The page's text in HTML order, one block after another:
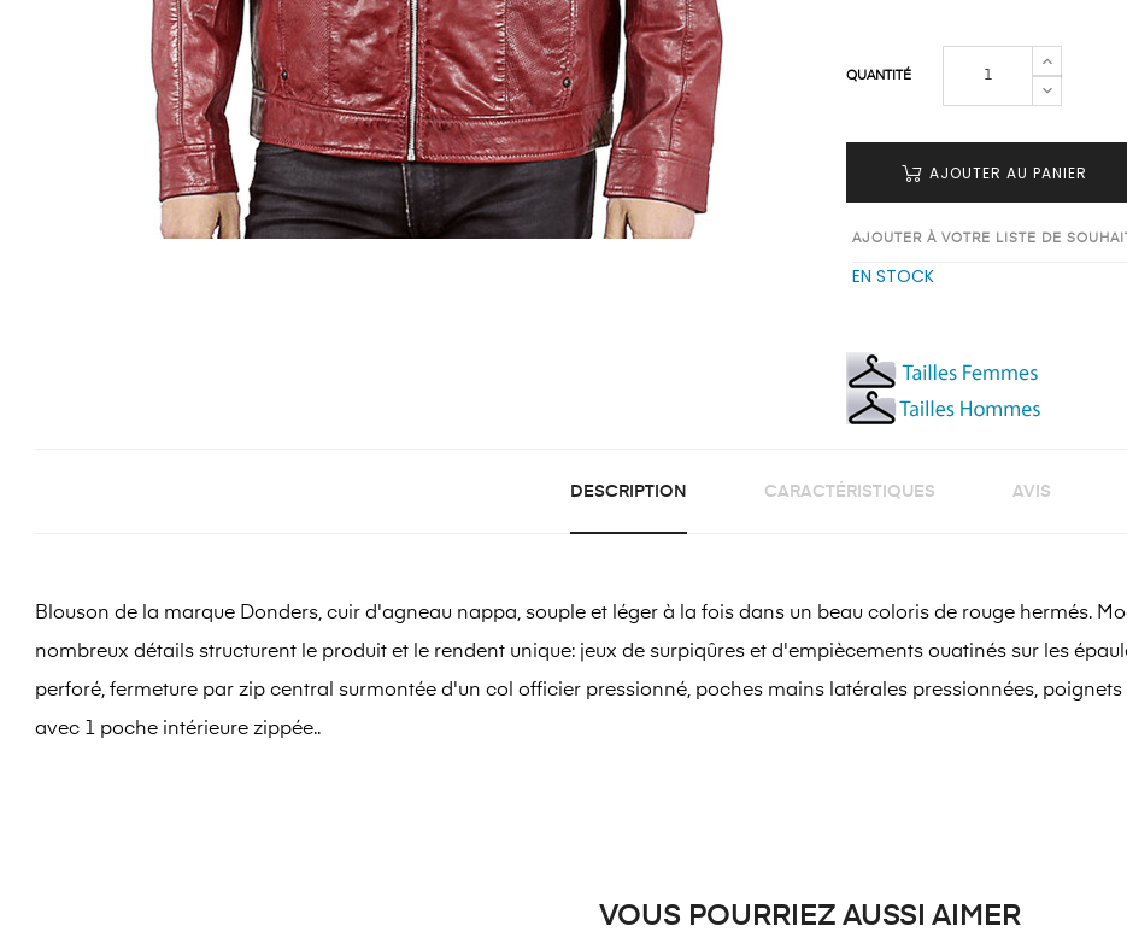
QUANTITÉ
AJOUTER AU PANIER
AJOUTER À VOTRE LISTE DE
EN STOCK
DESCRIPTION CARACTÉRISTIQUES AVIS
Blouson de la marque Donders, cuir d'agneau nappa, souple et léger à la fois dans un beau coloris de rouge hermés.
nombreux détails structurent le produit et le rendent unique: jeux de surpiqûres et d'empiècements ouatinés sur les
perforé, fermeture par zip central surmontée d'un col officier pressionné, poches mains latérales pressionnées,
avec 1 poche intérieure zippée..
VOUS POURRIEZ AUSSI AIMER